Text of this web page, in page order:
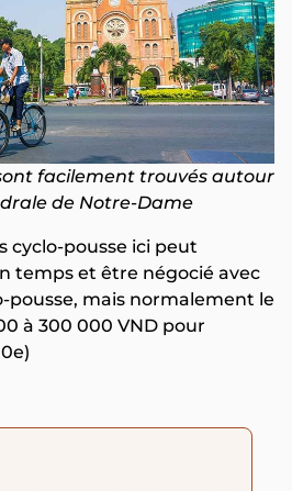
facilement trouvés autour
de Notre-Dame
cyclo-pousse ici peut
temps et être négocié avec
pousse, mais normalement le
à 300 000 VND pour